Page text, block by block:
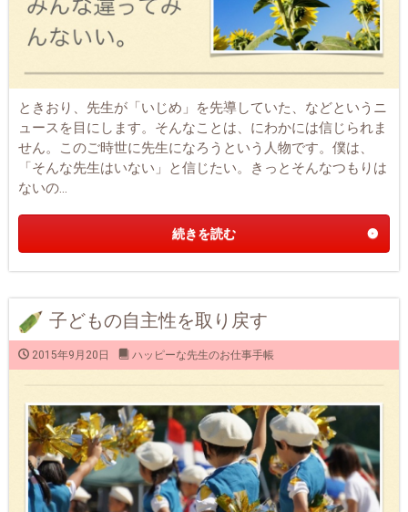
ときおり、先生が「いじめ」を先導していた、などというニ
ュースを目にします。そんなことは、にわかには信じられま
せん。このご時世に先生になろうという人物です。僕は、
「そんな先生はいない」と信じたい。きっとそんなつもりは
ないの...
続きを読む
子どもの自主性を取り戻す
2015年9月20日 ハッピーな先生のお仕事手帳